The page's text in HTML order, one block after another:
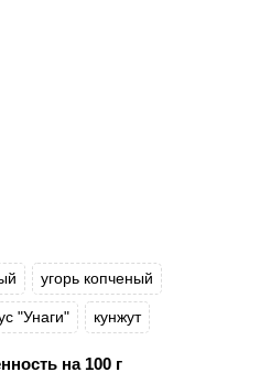
угорь копченый
"Унаги" кунжут
на 100 г